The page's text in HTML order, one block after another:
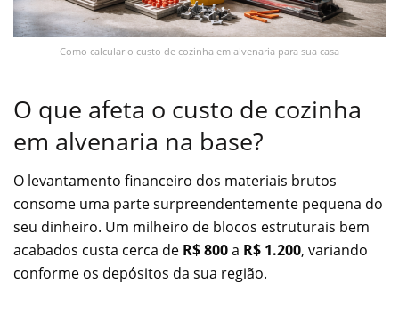
Como calcular o custo de cozinha em alvenaria para sua casa
O que afeta o custo de cozinha
em alvenaria na base?
O levantamento financeiro dos materiais brutos
consome uma parte surpreendentemente pequena do
seu dinheiro. Um milheiro de blocos estruturais bem
acabados custa cerca de R$ 800a R$ 1.200, variando
conforme os depósitos da sua região.